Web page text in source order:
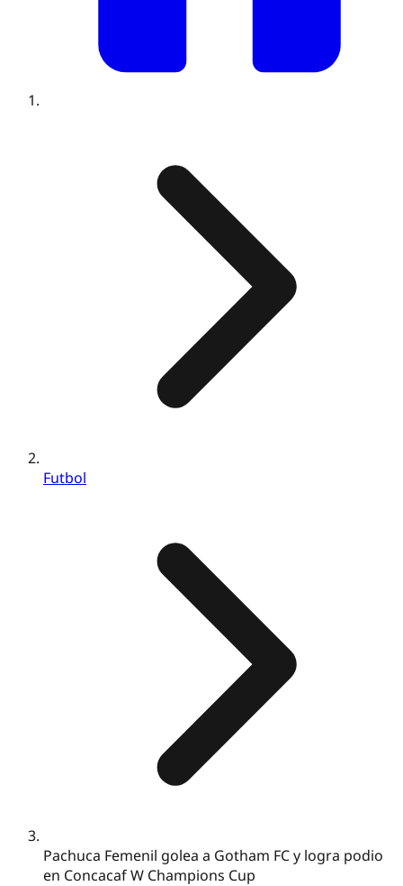
Futbol
Pachuca Femenil golea a Gotham FC y logra podio
en Concacaf W Champions Cup